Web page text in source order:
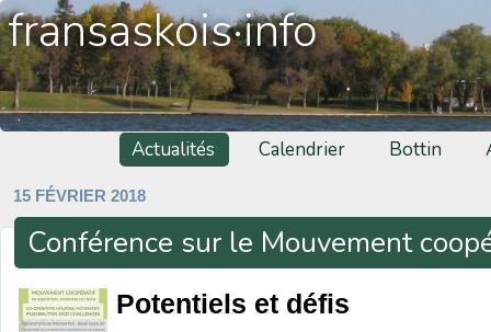
fransaskois·info
Actualités Calendrier Bottin
15 FÉVRIER 2018
Conférence sur le Mouvement
Potentiels et défis